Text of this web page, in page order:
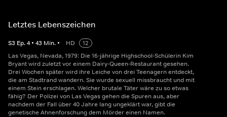
Letztes Lebenszeichen
S3 Ep.4 • 43 Min. • HD
12
Las Vegas, Nevada, 1979: Die 16-jährige Highschool-Schülerin Kim
Bryant wird zuletzt vor einem Dairy-Queen-Restaurant gesehen.
Drei Wochen später wird ihre Leiche von drei Teenagern entdeckt,
die am Stadtrand wandern. Sie wurde sexuell missbraucht und mit
einem Stein erschlagen. Welcher brutale Täter wäre zu so etwas
fähig? Der Polizei von Las Vegas gehen die Spuren aus, aber
nachdem der Fall über 40 Jahre lang ungeklärt war, gibt die
genetische Ahnenforschung dem Mörder einen Namen.